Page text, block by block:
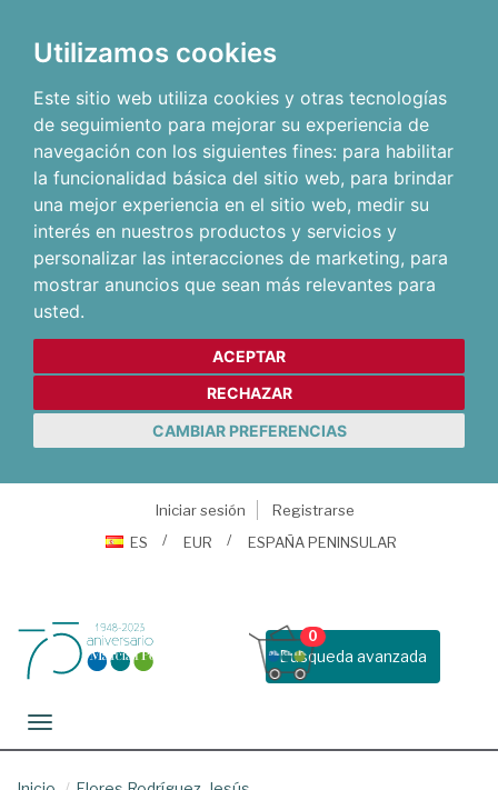
Utilizamos cookies
Este sitio web utiliza cookies y otras tecnologías
de seguimiento para mejorar su experiencia de
navegación con los siguientes fines: para habilitar
la funcionalidad básica del sitio web, para brindar
una mejor experiencia en el sitio web, medir su
interés en nuestros productos y servicios y
personalizar las interacciones de marketing, para
mostrar anuncios que sean más relevantes para
usted.
ACEPTAR
RECHAZAR
CAMBIAR PREFERENCIAS
Iniciar sesión
Registrarse
ES
EUR ESPAÑA PENINSULAR
Busqueda avanzada
0
Toggle navigation